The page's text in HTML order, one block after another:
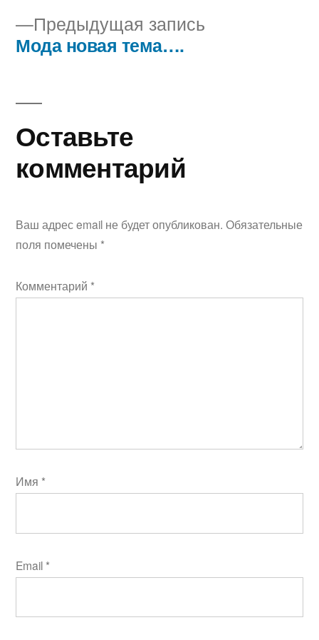
записям
Предыдущая запись
Мода новая тема….
Оставьте
комментарий
Ваш адрес email не будет опубликован. Обязательные
поля помечены *
Комментарий *
Имя *
Email *